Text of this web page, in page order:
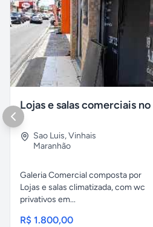
Sao Luis,Vinhais
Maranhão
Galeria Comercial composta por
Lojas e salas climatizada, com wc
privativos em...
R$ 1.800,00